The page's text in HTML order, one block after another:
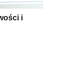
i